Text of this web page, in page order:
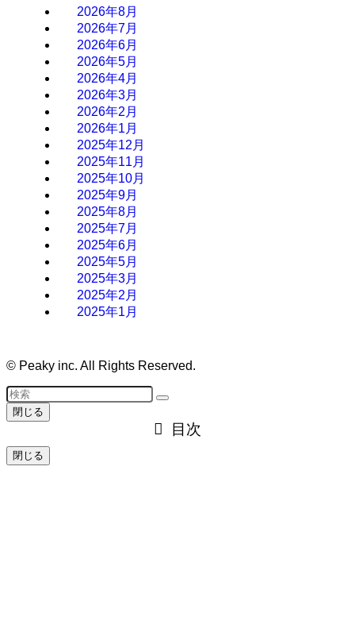
2026年8月
2026年7月
2026年6月
2026年5月
2026年4月
2026年3月
2026年2月
2026年1月
2025年12月
2025年11月
2025年10月
2025年9月
2025年8月
2025年7月
2025年6月
2025年5月
2025年3月
2025年2月
2025年1月
© Peaky inc. All Rights Reserved.
閉じる
目次
閉じる